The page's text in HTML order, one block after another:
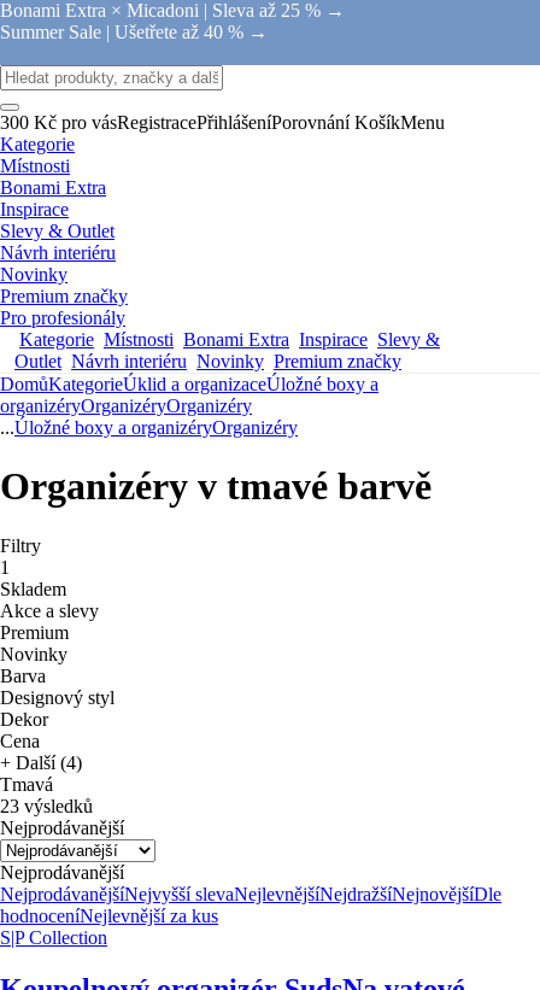
Bonami Extra × Micadoni | Sleva až 25 % →
Summer Sale | Ušetřete až 40 % →
300 Kč pro vásRegistracePřihlášeníPorovnání KošíkMenu
Kategorie
Místnosti
Bonami Extra
Inspirace
Slevy & Outlet
Návrh interiéru
Novinky
Premium značky
Pro profesionály
Kategorie Místnosti Bonami Extra Inspirace Slevy &
Outlet Návrh interiéru Novinky Premium značky
DomůKategorieÚklid a organizaceÚložné boxy a
organizéryOrganizéryOrganizéry
...Úložné boxy a organizéryOrganizéry
Organizéry v tmavé barvě
Filtry
1
Skladem
Akce a slevy
Premium
Novinky
Barva
Designový styl
Dekor
Cena
+ Další (4)
Tmavá
23 výsledků
Nejprodávanější
Nejprodávanější
NejprodávanějšíNejvyšší slevaNejlevnějšíNejdražšíNejnovějšíDle
hodnoceníNejlevnější za kus
S|P Collection